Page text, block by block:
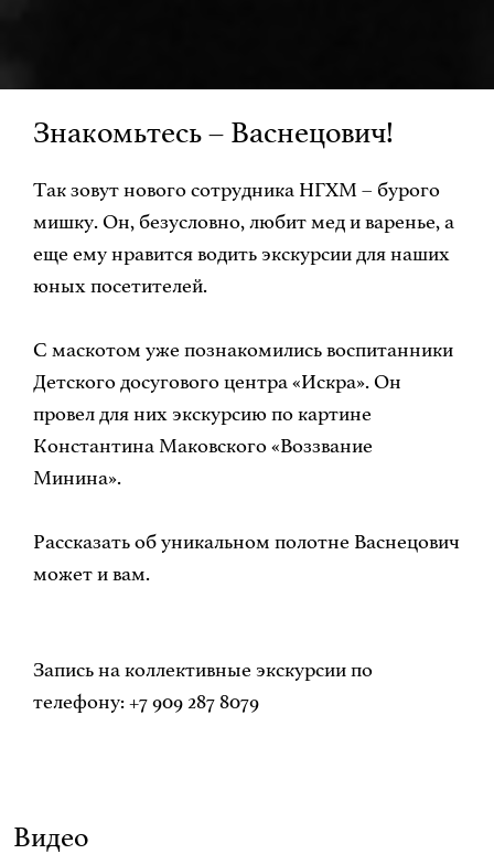
Знакомьтесь – Васнецович!
Так зовут нового сотрудника НГХМ – бурого
мишку. Он, безусловно, любит мед и варенье, а
еще ему нравится водить экскурсии для наших
юных посетителей.
С маскотом уже познакомились воспитанники
Детского досугового центра «Искра». Он
провел для них экскурсию по картине
Константина Маковского «Воззвание
Минина».
Рассказать об уникальном полотне Васнецович
может и вам.
Запись на коллективные экскурсии по
телефону: +7 909 287 8079
Видео